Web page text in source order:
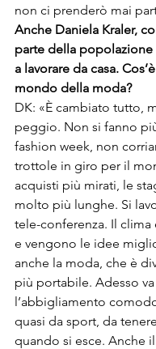
non ci prenderò mai
Anche Daniela Kraler,
parte della popolazione
a lavorare da casa.
mondo della moda?
DK: «È cambiato tutto,
peggio. Non si fanno
fashion week, non
trottole in giro per il
acquisti più mirati, le
molto più lunghe. Si
tele-conferenza. Il clima
e vengono le idee
anche la moda, che è
più portabile. Adesso va
l’abbigliamento
quasi da sport, da
quando si esce. Anche